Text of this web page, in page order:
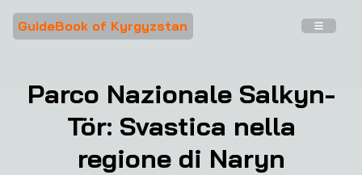
GuideBook of Kyrgyzstan
Parco Nazionale Salkyn-
Tör: Svastica nella
regione di Naryn